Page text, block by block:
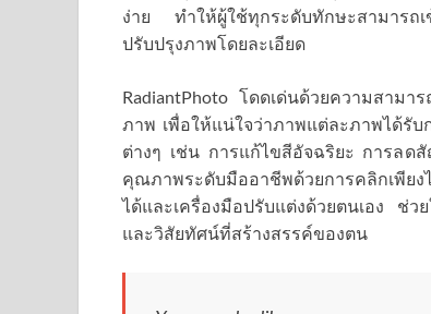
ง่าย ทำให้ผู้ใช้ทุกระดับทักษะสามารถ
ปรับปรุงภาพโดยละเอียด
RadiantPhoto โดดเด่นด้วยความสาม
ภาพ เพื่อให้แน่ใจว่าภาพแต่ละภาพได้รั
ต่างๆ เช่น การแก้ไขสีอัจฉริยะ การล
คุณภาพระดับมืออาชีพด้วยการคลิกเพียง
ได้และเครื่องมือปรับแต่งด้วยตนเอง ช่ว
และวิสัยทัศน์ที่สร้างสรรค์ของตน